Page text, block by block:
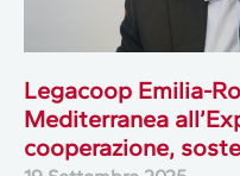
Legacoop Emilia-
Mediterranea
cooperazione,